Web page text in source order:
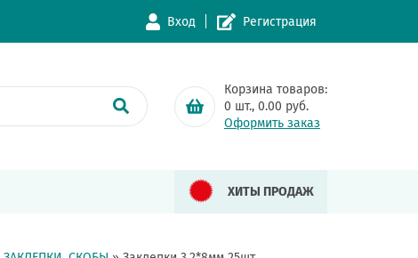
Вход Регистрация
Корзина товаров:
0 шт., 0.00 руб.
Оформить заказ
ХИТЫ ПРОДАЖ